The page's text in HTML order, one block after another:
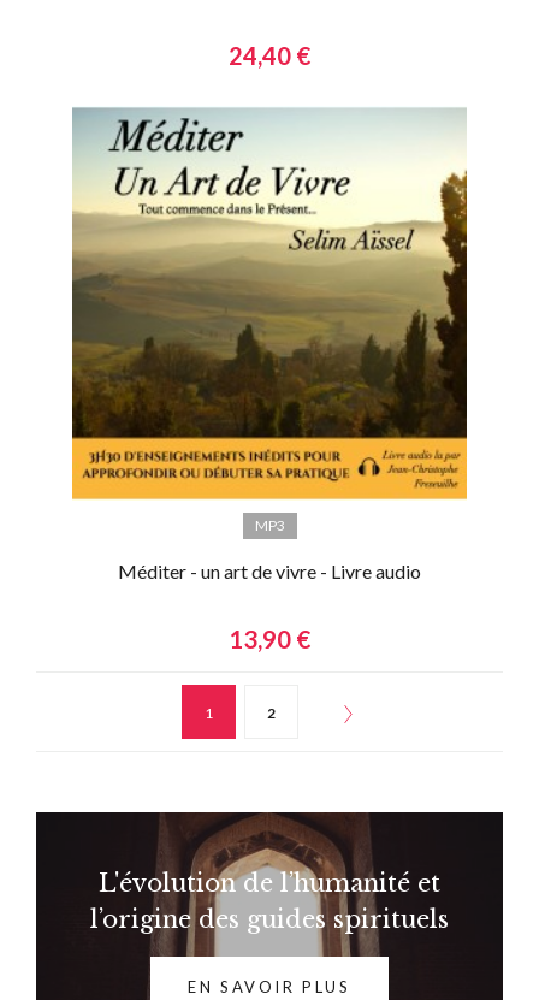
24,40 €
MP3
Méditer - un art de vivre - Livre audio
13,90 €
1 2
L'évolution de l’humanité et
l’origine des guides spirituels
EN SAVOIR PLUS